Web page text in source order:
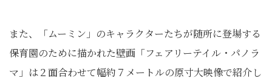
また、「ムーミン」のキャラクターたちが随所に登場する
保育園のために描かれた壁画「フェアリーテイル・パノラ
マ」は２面合わせて幅約７メートルの原寸大映像で紹介し